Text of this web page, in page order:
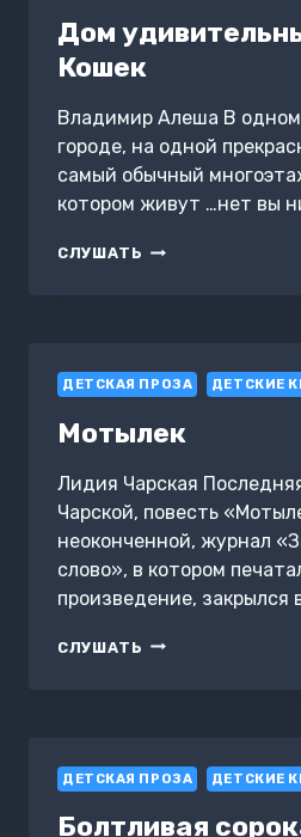
ГАРРИ
Дом
Кошек
Владимир Алеша В
городе, на одной
самый обычный
котором живут …нет вы
СЛУШАТЬ ДОМ
ДЕТСКАЯ ПРОЗА ДЕТСКИЕ
Мотылек
Лидия Чарская
Чарской, повесть
неоконченной, журнал
слово», в котором
произведение, закрылся
СЛУШАТЬ МОТЫЛЕК
ДЕТСКАЯ ПРОЗА ДЕТСКИЕ
Болтливая